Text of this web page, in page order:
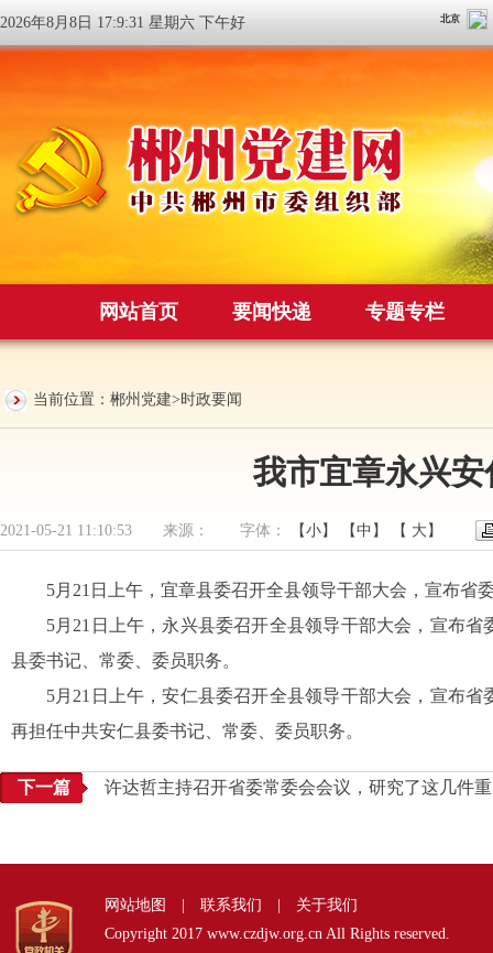
2026年8月8日 17:9:31 星期六 下午好
网站首页 要闻快递 专题专栏
当前位置： 郴州党建>时政要闻
我市宜章永兴
2021-05-21 11:10:53 来源： 字体： 【小】 【中】 【 大】
5月21日上午，宜章县委召开全县领导干部大会，宣布省
5月21日上午，永兴县委召开全县领导干部大会，宣布
县委书记、常委、委员职务。
5月21日上午，安仁县委召开全县领导干部大会，宣布
再担任中共安仁县委书记、常委、委员职务。
下一篇 许达哲主持召开省委常委会会议，研究了这几件
网站地图 联系我们
关于我们
Copyright 2017 www.czdjw.org.cn All Rights reserved.